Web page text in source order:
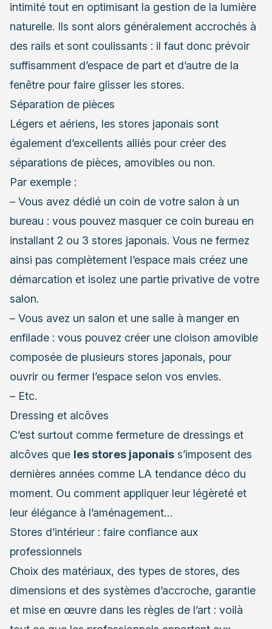
intimité tout en optimisant la gestion de la lumière
naturelle. Ils sont alors généralement accrochés à
des rails et sont coulissants : il faut donc prévoir
suffisamment d’espace de part et d’autre de la
fenêtre pour faire glisser les stores.
Séparation de pièces
Légers et aériens, les stores japonais sont
également d’excellents alliés pour créer des
séparations de pièces, amovibles ou non.
Par exemple :
– Vous avez dédié un coin de votre salon à un
bureau : vous pouvez masquer ce coin bureau en
installant 2 ou 3 stores japonais. Vous ne fermez
ainsi pas complètement l’espace mais créez une
démarcation et isolez une partie privative de votre
salon.
– Vous avez un salon et une salle à manger en
enfilade : vous pouvez créer une cloison amovible
composée de plusieurs stores japonais, pour
ouvrir ou fermer l’espace selon vos envies.
– Etc.
Dressing et alcôves
C’est surtout comme fermeture de dressings et
alcôves que les stores japonais s’imposent des
dernières années comme LA tendance déco du
moment. Ou comment appliquer leur légèreté et
leur élégance à l’aménagement…
Stores d’intérieur : faire confiance aux
professionnels
Choix des matériaux, des types de stores, des
dimensions et des systèmes d’accroche, garantie
et mise en œuvre dans les règles de l’art : voilà